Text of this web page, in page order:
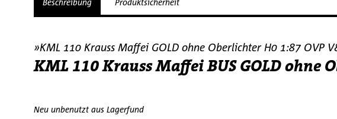
Beschreibung Produktsicherheit
»KML 110 Krauss Maffei GOLD ohne Oberlichter H0 1:87 OVP
KML 110 Krauss Maffei BUS GOLD
Neu unbenutzt aus Lagerfund